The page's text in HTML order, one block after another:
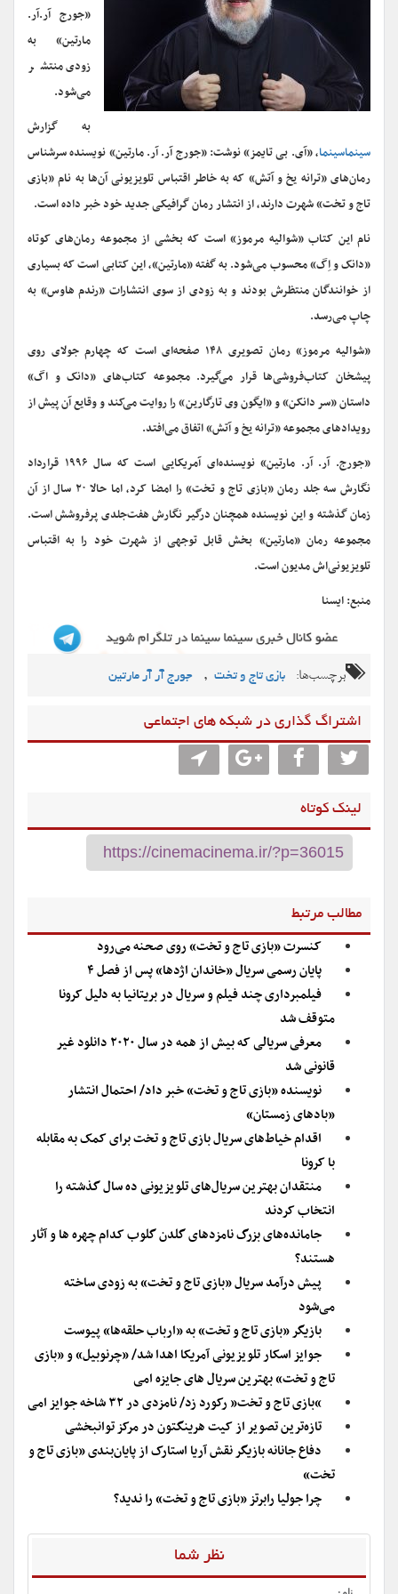
«جورج آر.آر.
مارتین» به
زودی منتشر
می‌شود.
به گزارش
سینماسینما، «آی. بی تایمز» نوشت: «جورج آر. آر. مارتین» نویسنده سرشناس
رمان‌های «ترانه یخ و آتش» که به خاطر اقتباس تلویزیونی آن‌ها به نام «بازی
تاج و تخت» شهرت دارند، از انتشار رمان گرافیکی جدید خود خبر داده است.
نام این کتاب «شوالیه مرموز» است که بخشی از مجموعه رمان‌های کوتاه
«دانک و اِگ» محسوب می‌شود. به گفته «مارتین»، این کتابی است که بسیاری
از خوانندگان منتظرش بودند و به زودی از سوی انتشارات «رندم هاوس» به
چاپ می‌رسد.
«شوالیه مرموز» رمان تصویری ۱۴۸ صفحه‌ای است که چهارم جولای روی
پیشخان کتاب‌فروشی‌ها قرار می‌گیرد. مجموعه کتاب‌های «دانک و اگ»
داستان «سر دانکن» و «ایگون وی تارگارین» را روایت می‌کند و وقایع آن پیش از
رویدادهای مجموعه «ترانه یخ و آتش» اتفاق می‌افتد.
«جورج. آر. آر. مارتین» نویسنده‌ای آمریکایی است که سال ۱۹۹۶ قرارداد
نگارش سه‌ جلد رمان‌ «بازی تاج و تخت» را امضا کرد، اما حالا ۲۰ سال از آن
زمان گذشته و این نویسنده همچنان درگیر نگارش هفت‌جلدی پرفروشش است.
مجموعه رمان «مارتین» بخش قابل توجهی از شهرت خود را به اقتباس
تلویزیونی‌اش مدیون است.
منبع: ایسنا
برچسب‌ها: بازی تاج و تخت , جورج آر آر مارتین
اشتراگ گذاری در شبکه های اجتماعی
لینک کوتاه
مطالب مرتبط
کنسرت «بازی تاج و تخت» روی صحنه می‌رود
پایان رسمی سریال «خاندان اژدها» پس از فصل ۴
فیلمبرداری چند فیلم و سریال در بریتانیا به دلیل کرونا
متوقف شد
معرفی سریالی که بیش از همه در سال ۲۰۲۰ دانلود غیر
قانونی شد
نویسنده «بازی تاج و تخت» خبر داد/ احتمال انتشار
«بادهای زمستان»
اقدام خیاط‌های سریال بازی تاج و تخت برای کمک به مقابله
با کرونا
منتقدان بهترین سریال‌های تلویزیونی ده سال گذشته را
انتخاب کردند
جامانده‌های بزرگ نامزدهای گلدن گلوب کدام چهره ها و آثار
هستند؟
پیش درآمد سریال «بازی تاج و تخت» به زودی ساخته
می‌شود
بازیگر «بازی تاج و تخت» به «ارباب حلقه‌ها» پیوست
جوایز اسکار تلویزیونی آمریکا اهدا شد/ «چرنوبیل» و «بازی
تاج و تخت» بهترین سریال های جایزه امی
“بازی تاج و تخت” رکورد زد/ نامزدی در ۳۲ شاخه جوایز امی
تازه‌ترین تصویر از کیت هرینگتون در مرکز توانبخشی
دفاع جانانه بازیگر نقش آریا استارک از پایان‌بندی «بازی تاج و
تخت»
چرا جولیا رابرتز «بازی تاج و تخت» را ندید؟
نظر شما